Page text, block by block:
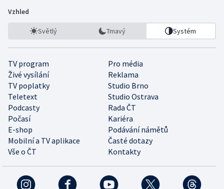
Vzhled
Světlý Tmavý Systém
TV program
Pro média
Živé vysílání
Reklama
TV poplatky
Studio Brno
Teletext
Studio Ostrava
Podcasty
Rada ČT
Počasí
Kariéra
E-shop
Podávání námětů
Mobilní a TV aplikace
Časté dotazy
Vše o ČT
Kontakty